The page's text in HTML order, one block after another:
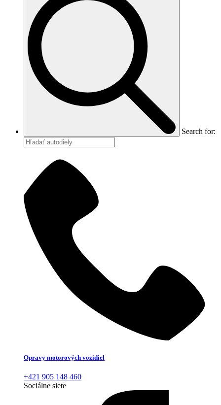
Search for:
Opravy motorových vozidiel
+421 905 148 460
Sociálne siete